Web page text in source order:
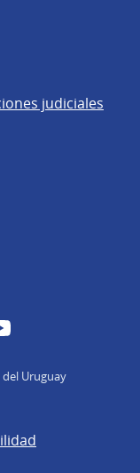
judiciales
YouTube
Uruguay